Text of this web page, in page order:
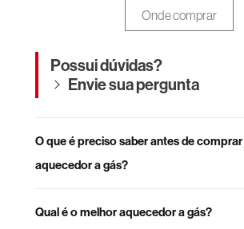
Onde comprar
Possui dúvidas?
Envie sua pergunta
O que é preciso saber antes de
aquecedor a gás?
Qual é o melhor aquecedor a gás?